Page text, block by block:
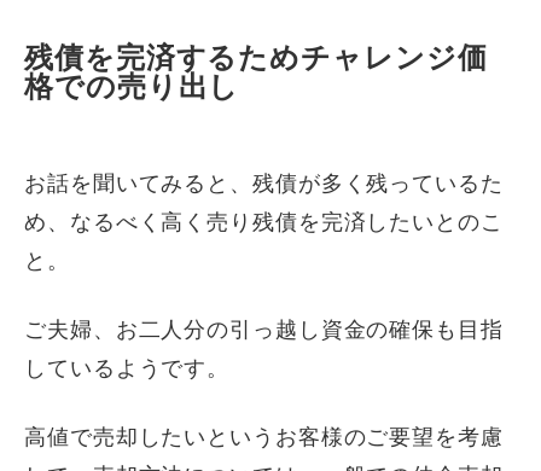
残債を完済するためチャレンジ価
格での売り出し
お話を聞いてみると、残債が多く残っているた
め、なるべく高く売り残債を完済したいとのこ
と。
ご夫婦、お二人分の引っ越し資金の確保も目指
しているようです。
高値で売却したいというお客様のご要望を考慮